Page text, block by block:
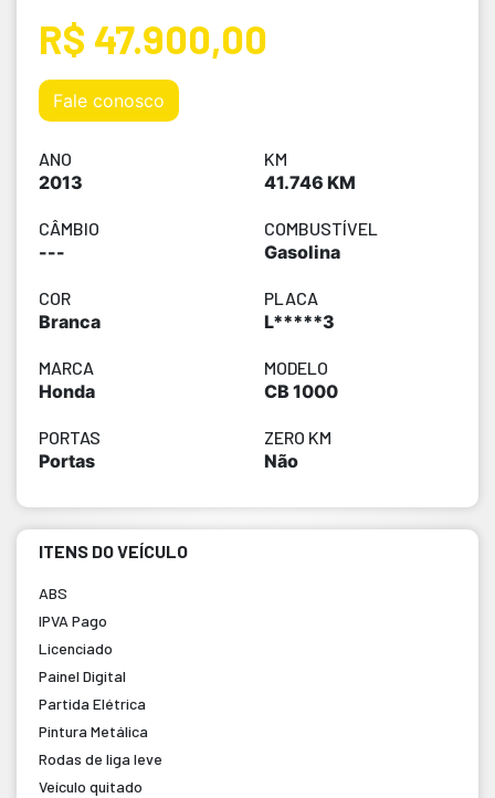
R$ 47.900,00
Fale conosco
ANO
2013
KM
41.746 KM
CÂMBIO
---
COMBUSTÍVEL
Gasolina
COR
Branca
PLACA
L*****3
MARCA
Honda
MODELO
CB 1000
PORTAS
Portas
ZERO KM
Não
ITENS DO VEÍCULO
ABS
IPVA Pago
Licenciado
Painel Digital
Partida Elétrica
Pintura Metálica
Rodas de liga leve
Veículo quitado